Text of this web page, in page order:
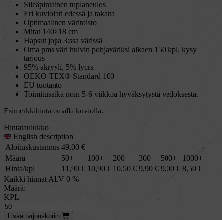
Sileäpintainen tuplaneulos
Eri kuviointi edessä ja takana
Optimaalinen väritoisto
Mitat 140×18 cm
Hapsut jopa 3:ssa värissä
Oma pms väri huivin pohjaväriksi alkaen 150 kpl, kysy
tarjous
95% akryyli, 5% lycra
OEKO-TEX® Standard 100
EU tuotanto
Toimitusaika noin 5-6 viikkoa hyväksytystä vedoksesta.
Esimerkkihinta omalla kuviolla.
Hintataulukko
English description
Aloituskustannus 49,00 €
Määrä
50+ 100+ 200+ 300+ 500+
1000+
Hinta/kpl
11,90 € 10,90 € 10,50 € 9,90 € 9,00 € 8,50 €
Kaikki hinnat ALV 0 %
Määrä:
KPL
Lisää tarjous koriin